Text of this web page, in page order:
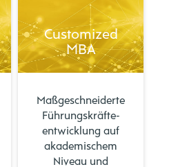
Customized
MBA
Maßgeschneiderte
Führungs­kräfte­
entwicklung auf
akademischem
Niveau und